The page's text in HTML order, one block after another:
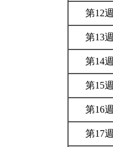
第12週
第13週
第14週
第15週
第16週
第17週